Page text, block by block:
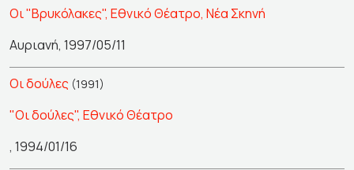
Οι "Βρυκόλακες", Εθνικό Θέατρο, Νέα Σκηνή
Αυριανή, 1997/05/11
Οι δούλες (1991)
"Οι δούλες", Εθνικό Θέατρο
, 1994/01/16